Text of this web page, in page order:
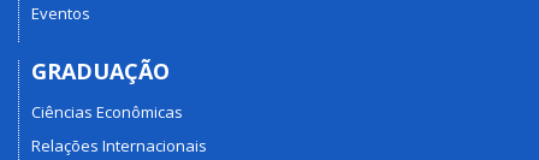
Eventos
GRADUAÇÃO
Ciências Econômicas
Relações Internacionais